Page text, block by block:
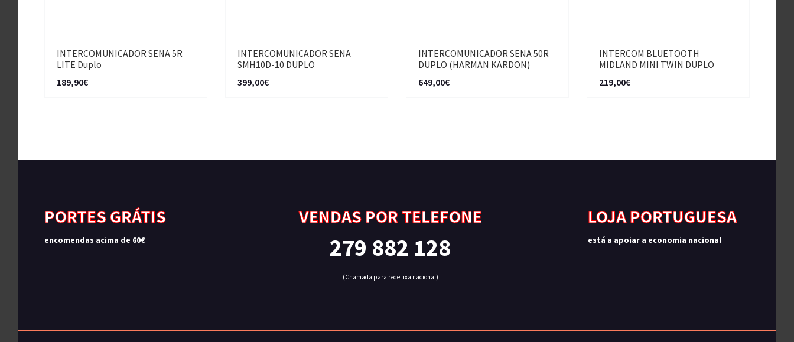
INTERCOMUNICADOR SENA 5R
LITE Duplo
189,90€
INTERCOMUNICADOR SENA
SMH10D-10 DUPLO
399,00€
INTERCOMUNICADOR SENA 50R
DUPLO (HARMAN KARDON)
649,00€
INTERCOM BLUETOOTH
MIDLAND MINI TWIN DUPLO
219,00€
PORTES GRÁTIS
encomendas acima de 60€
VENDAS POR TELEFONE
279 882 128
(Chamada para rede fixa nacional)
LOJA PORTUGUESA
está a apoiar a economia nacional